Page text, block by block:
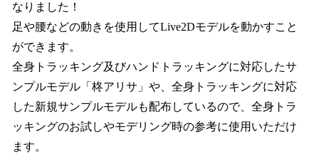
なりました！
足や腰などの動きを使用してLive2Dモデルを動かすこと
ができます。
全身トラッキング及びハンドトラッキングに対応したサ
ンプルモデル「柊アリサ」や、全身トラッキングに対応
した新規サンプルモデルも配布しているので、全身トラ
ッキングのお試しやモデリング時の参考に使用いただけ
ます。